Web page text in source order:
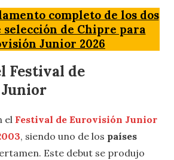
completo de los dos
selección de Chipre para
Junior 2026
Festival de
el Festival de Eurovisión Junior
, siendo uno de los países
Este debut se produjo